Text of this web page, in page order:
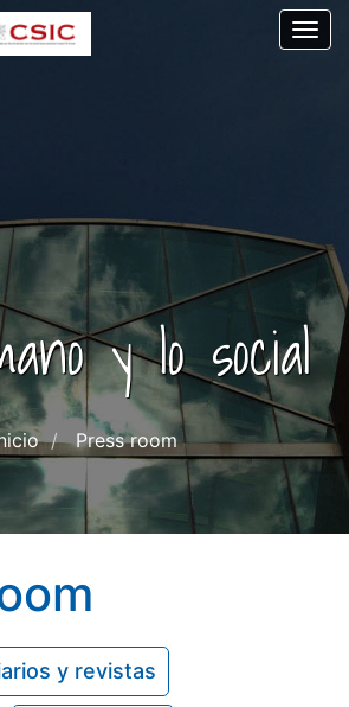
y lo social
Press room
y revistas